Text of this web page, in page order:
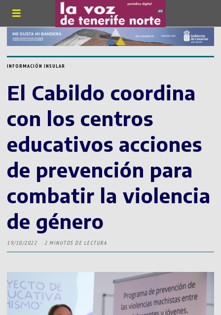
INFORMACIÓN INSULAR
El Cabildo coordina
con los centros
educativos acciones
de prevención para
combatir la violencia
de género
19/10/2022 2 MINUTOS DE LECTURA